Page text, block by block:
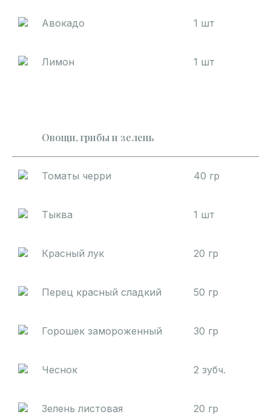
Авокадо 1 шт
Лимон 1 шт
Овощи, грибы и зелень
Томаты черри 40 гр
Тыква 1 шт
Красный лук 20 гр
Перец красный сладкий 50 гр
Горошек замороженный 30 гр
Чеснок 2 зубч.
Зелень листовая 20 гр